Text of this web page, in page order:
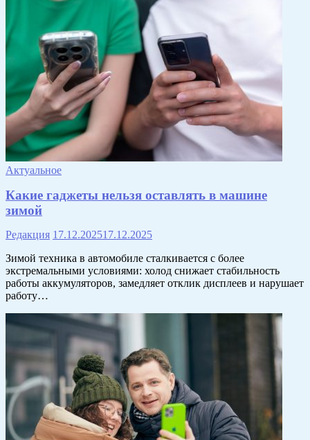
Актуальное
Какие гаджеты нельзя оставлять в машине
зимой
Редакция 17.12.202517.12.2025
Зимой техника в автомобиле сталкивается с более
экстремальными условиями: холод снижает стабильность
работы аккумуляторов, замедляет отклик дисплеев и нарушает
работу…